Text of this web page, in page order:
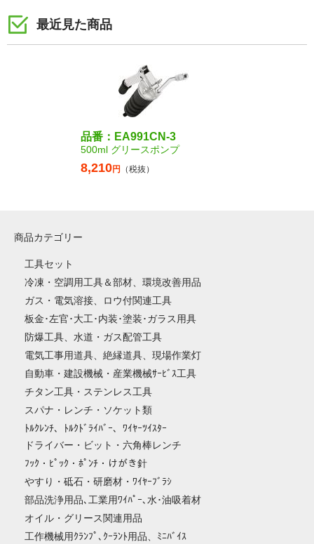
最近見た商品
品番：EA991CN-3
500ml グリースポンプ
8,210円 （税抜）
商品カテゴリー
工具セット
冷凍・空調用工具＆部材、環境改善用品
ガス・電気溶接、ロウ付関連工具
板金･左官･大工･内装･塗装･ガラス用具
防爆工具、水道・ガス配管工具
電気工事用道具、絶縁道具、現場作業灯
自動車・建設機械・産業機械ｻｰﾋﾞｽ工具
チタン工具・ステンレス工具
スパナ・レンチ・ソケット類
ﾄﾙｸﾚﾝﾁ、ﾄﾙｸﾄﾞﾗｲﾊﾞｰ、ﾜｲﾔｰﾂｲｽﾀｰ
ドライバー・ビット・六角棒レンチ
ﾌｯｸ・ﾋﾟｯｸ・ﾎﾟﾝﾁ・けがき針
やすり・砥石・研磨材・ﾜｲﾔｰﾌﾞﾗｼ
部品洗浄用品､工業用ﾜｲﾊﾟｰ､水･油吸着材
オイル・グリース関連用品
工作機械用ｸﾗﾝﾌﾟ､ｸｰﾗﾝﾄ用品、ﾐﾆﾊﾞｲｽ